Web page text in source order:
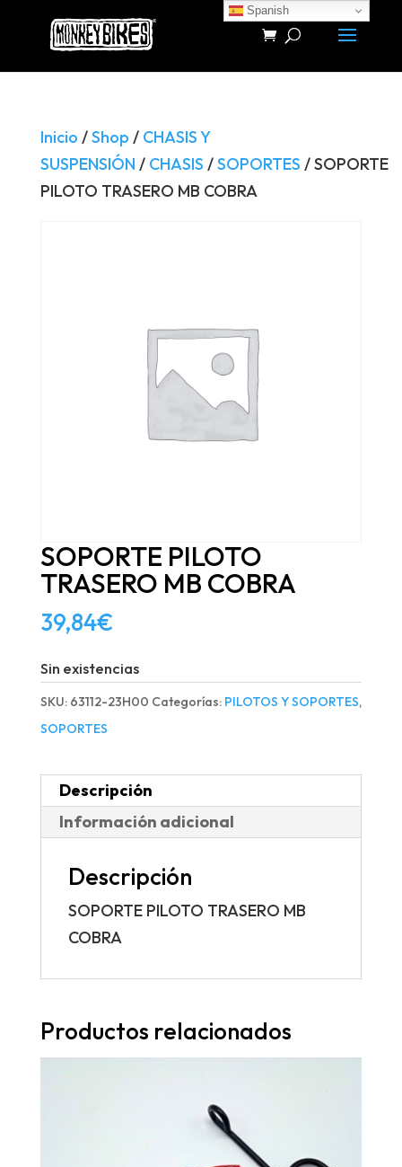
Búsqueda
productos
Inicio /Shop / CHASIS Y
SUSPENSIÓN / CHASIS /SOPORTES / SOPORTE
PILOTO TRASERO MB COBRA
SOPORTE PILOTO
TRASERO MB COBRA
39,84€
Sin existencias
SKU: 63112-23H00 Categorías: PILOTOS Y SOPORTES,
SOPORTES
Descripción
Información adicional
Descripción
SOPORTE PILOTO TRASERO MB
COBRA
Productos relacionados
Spanish